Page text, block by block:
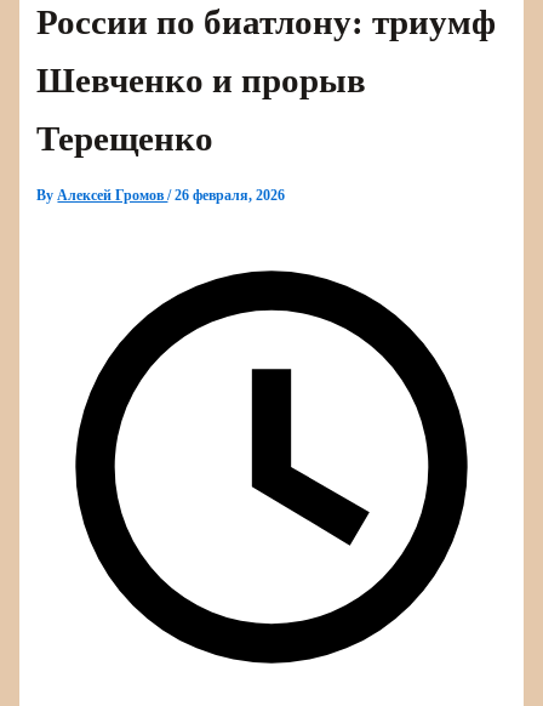
России по биатлону: триумф
Шевченко и прорыв
Терещенко
By Алексей Громов/26 февраля, 2026